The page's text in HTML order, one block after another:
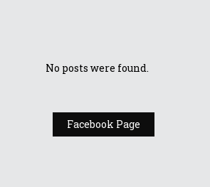
No posts were found.
Facebook Page